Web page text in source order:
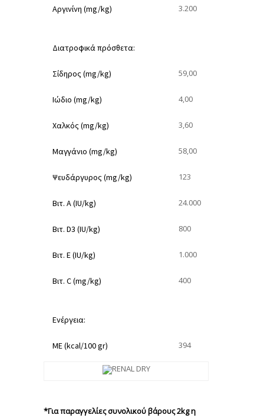
Αργινίνη (mg/kg) 3.200
Διατροφικά πρόσθετα:
Σίδηρος (mg/kg) 59,00
Ιώδιο (mg/kg) 4,00
Χαλκός (mg/kg) 3,60
Μαγγάνιο (mg/kg) 58,00
Ψευδάργυρος (mg/kg) 123
Βιτ. Α (IU/kg) 24.000
Βιτ. D3 (IU/kg) 800
Βιτ. Ε (IU/kg) 1.000
Βιτ. C (mg/kg) 400
Ενέργεια:
ME (kcal/100 gr) 394
*Για παραγγελίες συνολικού βάρους 2kg η